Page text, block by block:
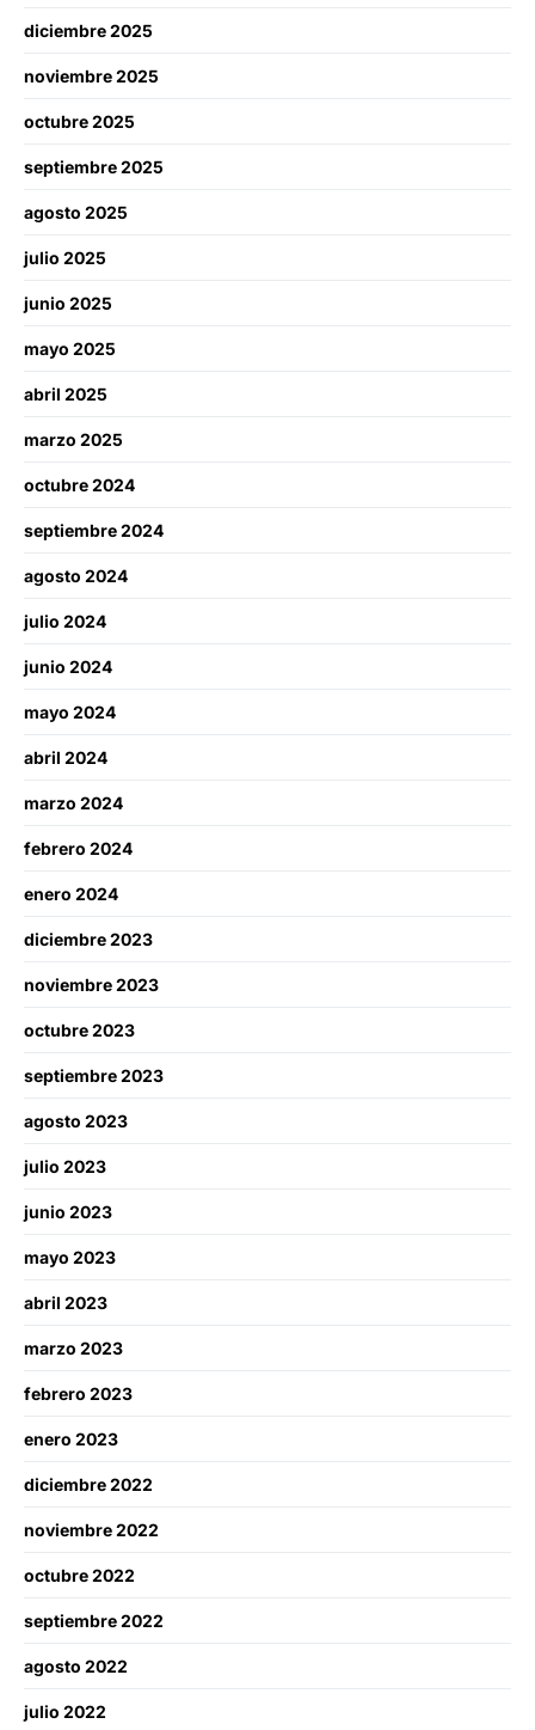
diciembre 2025
noviembre 2025
octubre 2025
septiembre 2025
agosto 2025
julio 2025
junio 2025
mayo 2025
abril 2025
marzo 2025
octubre 2024
septiembre 2024
agosto 2024
julio 2024
junio 2024
mayo 2024
abril 2024
marzo 2024
febrero 2024
enero 2024
diciembre 2023
noviembre 2023
octubre 2023
septiembre 2023
agosto 2023
julio 2023
junio 2023
mayo 2023
abril 2023
marzo 2023
febrero 2023
enero 2023
diciembre 2022
noviembre 2022
octubre 2022
septiembre 2022
agosto 2022
julio 2022